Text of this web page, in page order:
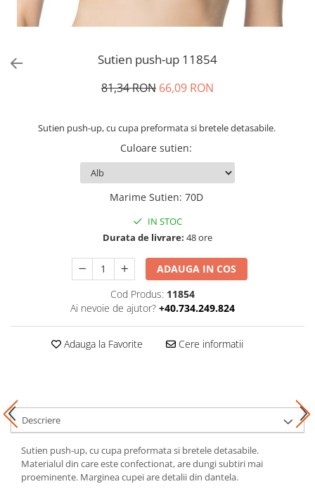
Sutien push-up 11854
81,34 RON 66,09 RON
Sutien push-up, cu cupa preformata si bretele detasabile.
Culoare sutien:
Marime Sutien: 70D
IN STOC
Durata de livrare: 48 ore
ADAUGA IN COS
Cod Produs: 11854
Ai nevoie de ajutor? +40.734.249.824
Adauga la Favorite Cere informatii
Descriere
Sutien push-up, cu cupa preformata si bretele detasabile.
Materialul din care este confectionat, are dungi subtiri mai
proeminente. Marginea cupei are detalii din dantela.